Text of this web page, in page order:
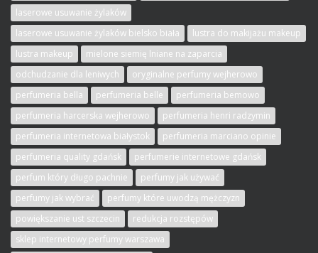
laserowe usuwanie żylaków
laserowe usuwanie żylaków bielsko biała
lustra do makijażu makeup
lustra makeup
mielone siemię lniane na zaparcia
odchudzanie dla leniwych
oryginalne perfumy wejherowo
perfumeria bella
perfumeria belle
perfumeria bemowo
perfumeria harcerska wejherowo
perfumeria henri radzymin
perfumeria internetowa białystok
perfumeria marciano opinie
perfumeria quality gdańsk
perfumerie internetowe gdańsk
perfum który długo pachnie
perfumy jak używać
perfumy jak wybrać
perfumy które uwodzą mężczyzn
powiększanie ust szczecin
redukcja rozstępów
sklep internetowy perfumy warszawa